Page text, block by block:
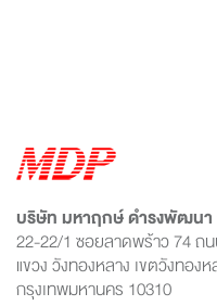
บริษัท มหาฤกษ์ ดำรงพัฒนา
22-22/1 ซอยลาดพร้าว 74 ถ
แขวง วังทองหลาง เขตวังทองห
กรุงเทพมหานคร 10310